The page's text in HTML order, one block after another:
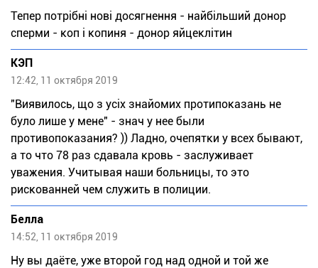
Тепер потрібні нові досягнення - найбільший донор
сперми - коп і копиня - донор яйцеклітин
КЭП
12:42, 11 октября 2019
"Виявилось, що з усіх знайомих протипоказань не
було лише у мене" - знач у нее были
противопоказания? )) Ладно, очепятки у всех бывают,
а то что 78 раз сдавала кровь - заслуживает
уважения. Учитывая наши больницы, то это
рискованней чем служить в полиции.
Белла
14:52, 11 октября 2019
Ну вы даёте, уже второй год над одной и той же